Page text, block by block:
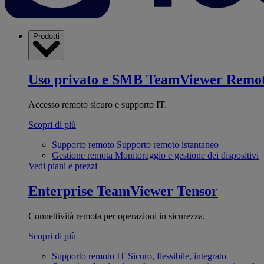
Prodotti
Uso privato e SMB TeamViewer
Accesso remoto sicuro e supporto IT.
Scopri di più
Supporto remoto Supporto remoto istantaneo
Gestione remota Monitoraggio e gestione dei dispositivi
Vedi piani e prezzi
Enterprise TeamViewer Tensor
Connettività remota per operazioni in sicurezza.
Scopri di più
Supporto remoto IT Sicuro, flessibile, integrato